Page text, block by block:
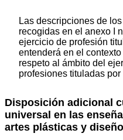
Las descripciones de
recogidas en el anexo I
ejercicio de profesión
entenderá en el
respeto al ámbito del
profesiones tituladas
Disposición adicional
universal en las
artes plásticas y